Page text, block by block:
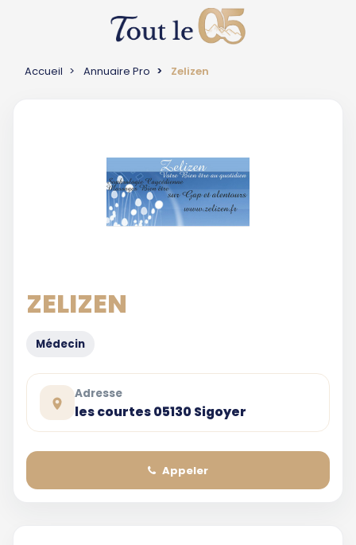
Accueil Annuaire Pro Zelizen
ZELIZEN
Médecin
Adresse
les courtes 05130 Sigoyer
Appeler